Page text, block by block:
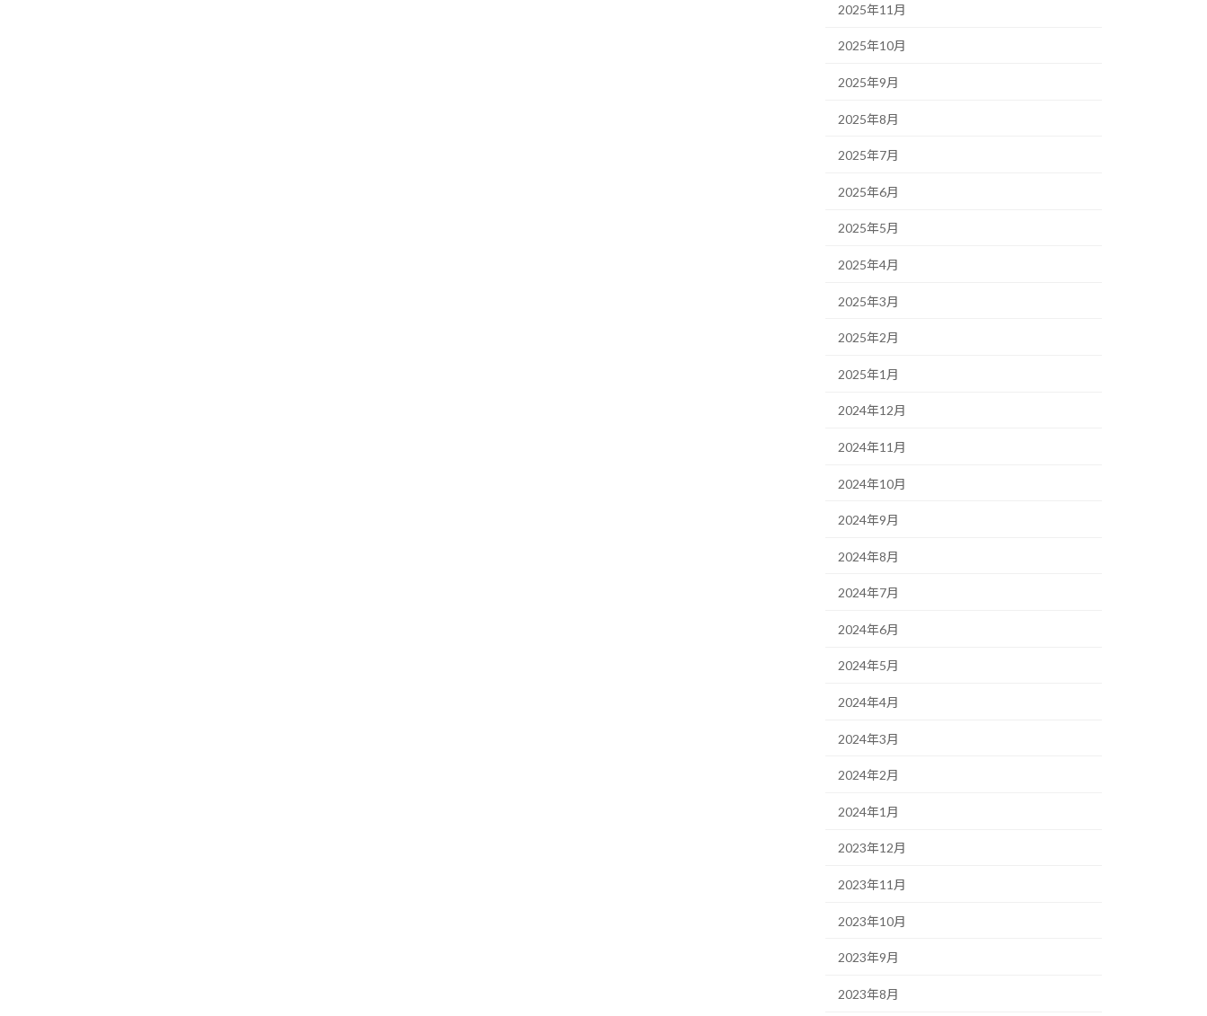
2025年11月
2025年10月
2025年9月
2025年8月
2025年7月
2025年6月
2025年5月
2025年4月
2025年3月
2025年2月
2025年1月
2024年12月
2024年11月
2024年10月
2024年9月
2024年8月
2024年7月
2024年6月
2024年5月
2024年4月
2024年3月
2024年2月
2024年1月
2023年12月
2023年11月
2023年10月
2023年9月
2023年8月